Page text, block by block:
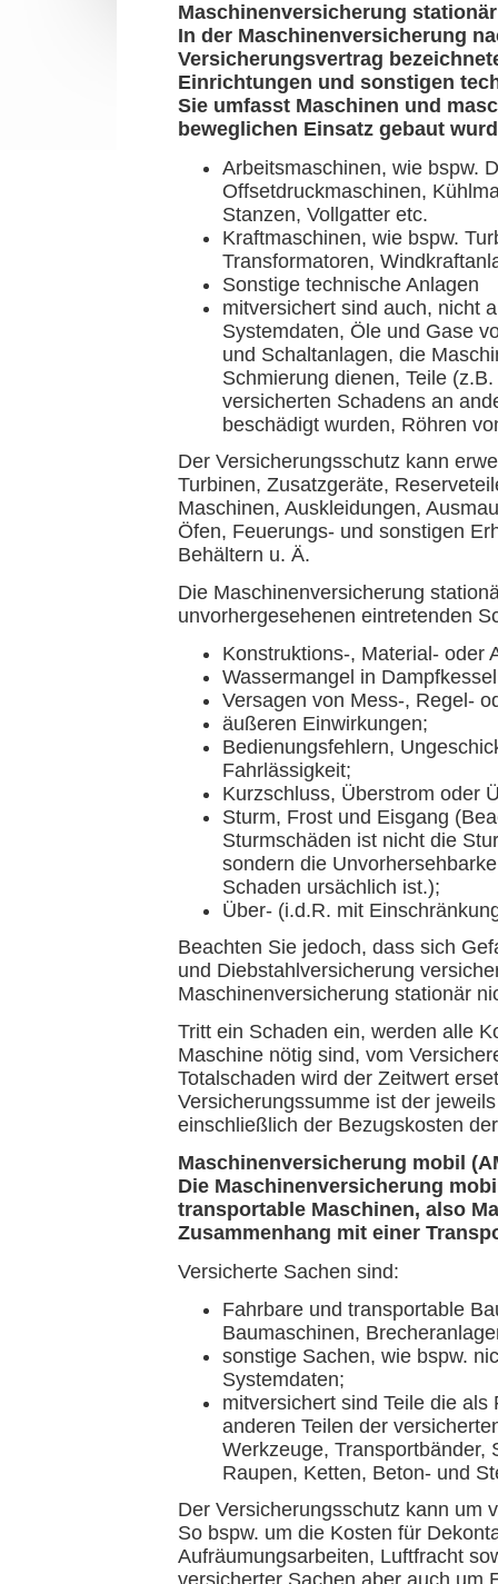
Maschinenversicherung
In der Maschinenversicherung
Versicherungsvertrag
Einrichtungen und sonstigen
Sie umfasst Maschinen und
beweglichen Einsatz gebaut
Arbeitsmaschinen, wie bspw.
Offsetdruckmaschinen,
Stanzen, Vollgatter etc.
Kraftmaschinen, wie bspw.
Transformatoren,
Sonstige technische Anlagen
mitversichert sind auch, nicht
Systemdaten, Öle und Gase
und Schaltanlagen, die
Schmierung dienen, Teile
versicherten Schadens an
beschädigt wurden, Röhren
Der Versicherungsschutz kann
Turbinen, Zusatzgeräte,
Maschinen, Auskleidungen,
Öfen, Feuerungs- und sonstigen
Behältern u. Ä.
Die Maschinenversicherung
unvorhergesehenen eintretenden
Konstruktions-, Material- oder
Wassermangel in
Versagen von Mess-, Regel-
äußeren Einwirkungen;
Bedienungsfehlern,
Fahrlässigkeit;
Kurzschluss, Überstrom oder
Sturm, Frost und Eisgang
Sturmschäden ist nicht die
sondern die
Schaden ursächlich ist.);
Über- (i.d.R. mit
Beachten Sie jedoch, dass sich
und Diebstahlversicherung
Maschinenversicherung stationär
Tritt ein Schaden ein, werden alle
Maschine nötig sind, vom
Totalschaden wird der Zeitwert
Versicherungssumme ist der
einschließlich der Bezugskosten
Maschinenversicherung mobil
Die Maschinenversicherung
transportable Maschinen, also
Zusammenhang mit einer
Versicherte Sachen sind:
Fahrbare und transportable
Baumaschinen,
sonstige Sachen, wie bspw.
Systemdaten;
mitversichert sind Teile die
anderen Teilen der
Werkzeuge, Transportbänder,
Raupen, Ketten, Beton- und
Der Versicherungsschutz kann um
So bspw. um die Kosten für
Aufräumungsarbeiten, Luftfracht
versicherter Sachen aber auch um